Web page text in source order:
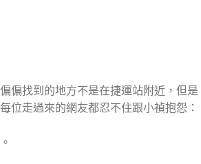
偏找到的地方不是在捷運站附近，但是
位走過來的網友都忍不住跟小禎抱怨：